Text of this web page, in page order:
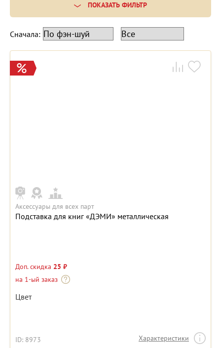
ПОКАЗАТЬ ФИЛЬТР
Сначала:
Аксессуары для всех парт
Подставка для книг «ДЭМИ» металлическая
Доп. скидка 25 ₽
на 1-ый заказ
Цвет
ID: 8973 Характеристики